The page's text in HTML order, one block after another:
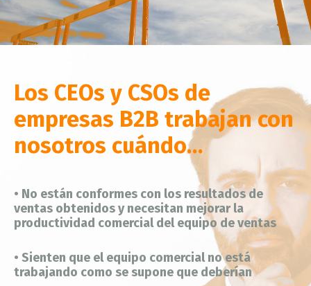
Los CEOs y CSOs de
empresas B2B trabajan con
nosotros cuándo…
• No están conformes con los resultados de
ventas obtenidos y necesitan mejorar la
productividad comercial del equipo de ventas
• Sienten que el equipo comercial no está
trabajando como se supone que deberían